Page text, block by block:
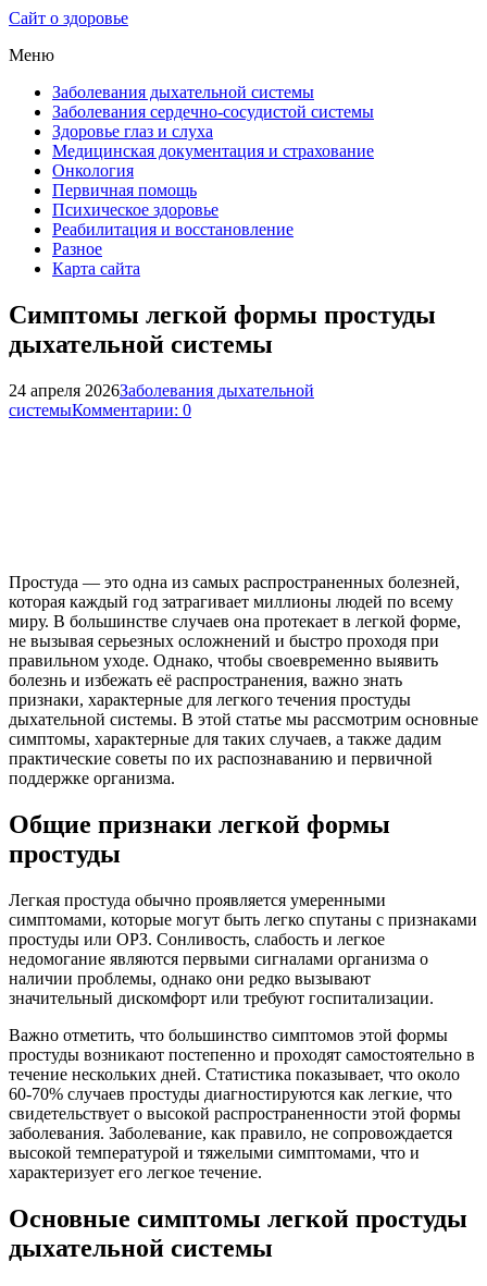
Сайт о здоровье
Меню
Заболевания дыхательной системы
Заболевания сердечно-сосудистой системы
Здоровье глаз и слуха
Медицинская документация и страхование
Онкология
Первичная помощь
Психическое здоровье
Реабилитация и восстановление
Разное
Карта сайта
Симптомы легкой формы простуды
дыхательной системы
24 апреля 2026Заболевания дыхательной
системыКомментарии: 0
Простуда — это одна из самых распространенных болезней,
которая каждый год затрагивает миллионы людей по всему
миру. В большинстве случаев она протекает в легкой форме,
не вызывая серьезных осложнений и быстро проходя при
правильном уходе. Однако, чтобы своевременно выявить
болезнь и избежать её распространения, важно знать
признаки, характерные для легкого течения простуды
дыхательной системы. В этой статье мы рассмотрим основные
симптомы, характерные для таких случаев, а также дадим
практические советы по их распознаванию и первичной
поддержке организма.
Общие признаки легкой формы
простуды
Легкая простуда обычно проявляется умеренными
симптомами, которые могут быть легко спутаны с признаками
простуды или ОРЗ. Сонливость, слабость и легкое
недомогание являются первыми сигналами организма о
наличии проблемы, однако они редко вызывают
значительный дискомфорт или требуют госпитализации.
Важно отметить, что большинство симптомов этой формы
простуды возникают постепенно и проходят самостоятельно в
течение нескольких дней. Статистика показывает, что около
60-70% случаев простуды диагностируются как легкие, что
свидетельствует о высокой распространенности этой формы
заболевания. Заболевание, как правило, не сопровождается
высокой температурой и тяжелыми симптомами, что и
характеризует его легкое течение.
Основные симптомы легкой простуды
дыхательной системы